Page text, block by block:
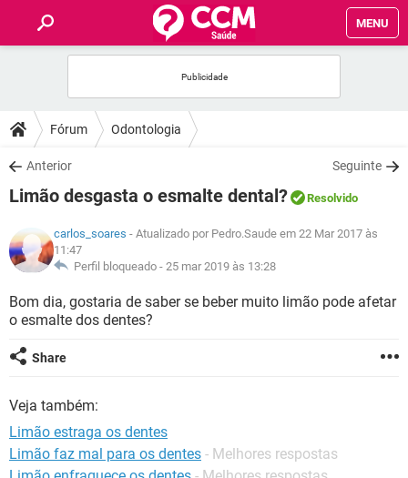
MENU
FÓRUM
SAÚDE
NUTRIÇÃO
BEM-ESTAR
SEXUALIDADE
Fórum Odontologia
Anterior Seguinte
Limão desgasta o esmalte dental? Resolvido
carlos_soares - Atualizado por Pedro.Saude em 22 Mar 2017 às
11:47
Perfil bloqueado -25 mar 2019 às 13:28
Bom dia, gostaria de saber se beber muito limão pode afetar
o esmalte dos dentes?
Share
Veja também:
Limão estraga os dentes
Limão faz mal para os dentes - Melhores respostas